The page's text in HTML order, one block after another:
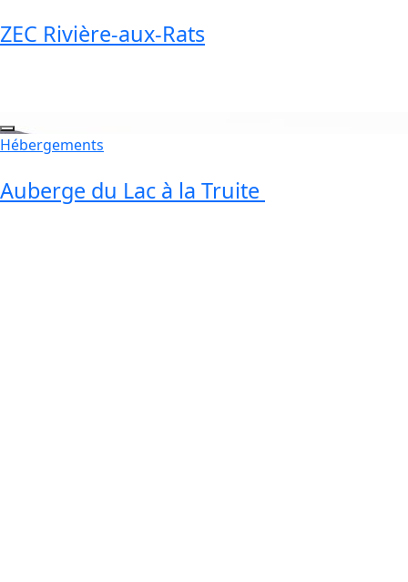
ZEC Rivière-aux-Rats
Hébergements
Auberge du Lac à la Truite